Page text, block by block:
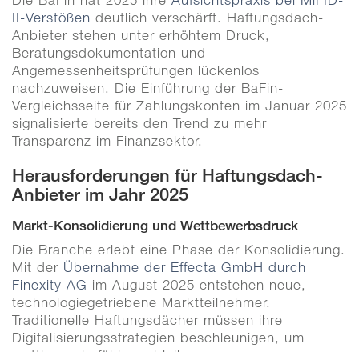
II-Verstößen deutlich verschärft. Haftungsdach-
Anbieter stehen unter erhöhtem Druck,
Beratungsdokumentation und
Angemessenheitsprüfungen lückenlos
nachzuweisen. Die Einführung der BaFin-
Vergleichsseite für Zahlungskonten im Januar 2025
signalisierte bereits den Trend zu mehr
Transparenz im Finanzsektor.
Herausforderungen für Haftungsdach-
Anbieter im Jahr 2025
Markt-Konsolidierung und Wettbewerbsdruck
Die Branche erlebt eine Phase der Konsolidierung.
Mit der Übernahme der Effecta GmbH durch
Finexity AG im August 2025 entstehen neue,
technologiegetriebene Marktteilnehmer.
Traditionelle Haftungsdächer müssen ihre
Digitalisierungsstrategien beschleunigen, um